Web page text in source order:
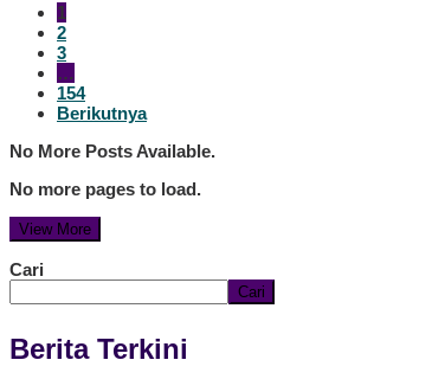
1
2
3
…
154
Berikutnya
No More Posts Available.
No more pages to load.
View More
Cari
Cari
Berita Terkini